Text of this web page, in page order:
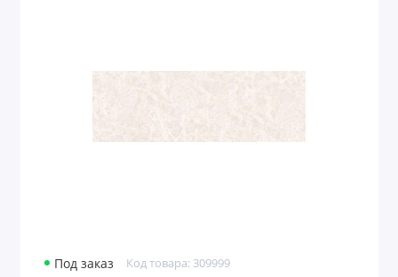
Под заказ Код товара: 309999